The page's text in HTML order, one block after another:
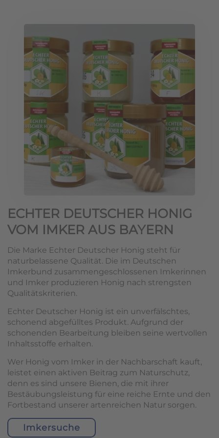
ECHTER DEUTSCHER HONIG
VOM IMKER AUS BAYERN
Die Marke Echter Deutscher Honig steht für
naturbelassene Qualität. Die im Deutschen
Imkerbund zusammengeschlossenen Imkerinnen
und Imker produzieren Honig nach strengsten
Qualitätskriterien.
Echter Deutscher Honig ist ein unverfälschtes,
schonend abgefülltes Produkt. Aufgrund der
schonenden Bearbeitung bleiben seine wertvollen
Inhaltsstoffe erhalten.
Wer Honig vom Imker in der Nachbarschaft kauft,
leistet einen aktiven Beitrag zum Naturschutz,
denn es sind unsere Bienen, die mit ihrer
Bestäubungsleistung für eine reiche Ernte und den
Fortbestand unserer artenreichen Natur sorgen.
Imkersuche